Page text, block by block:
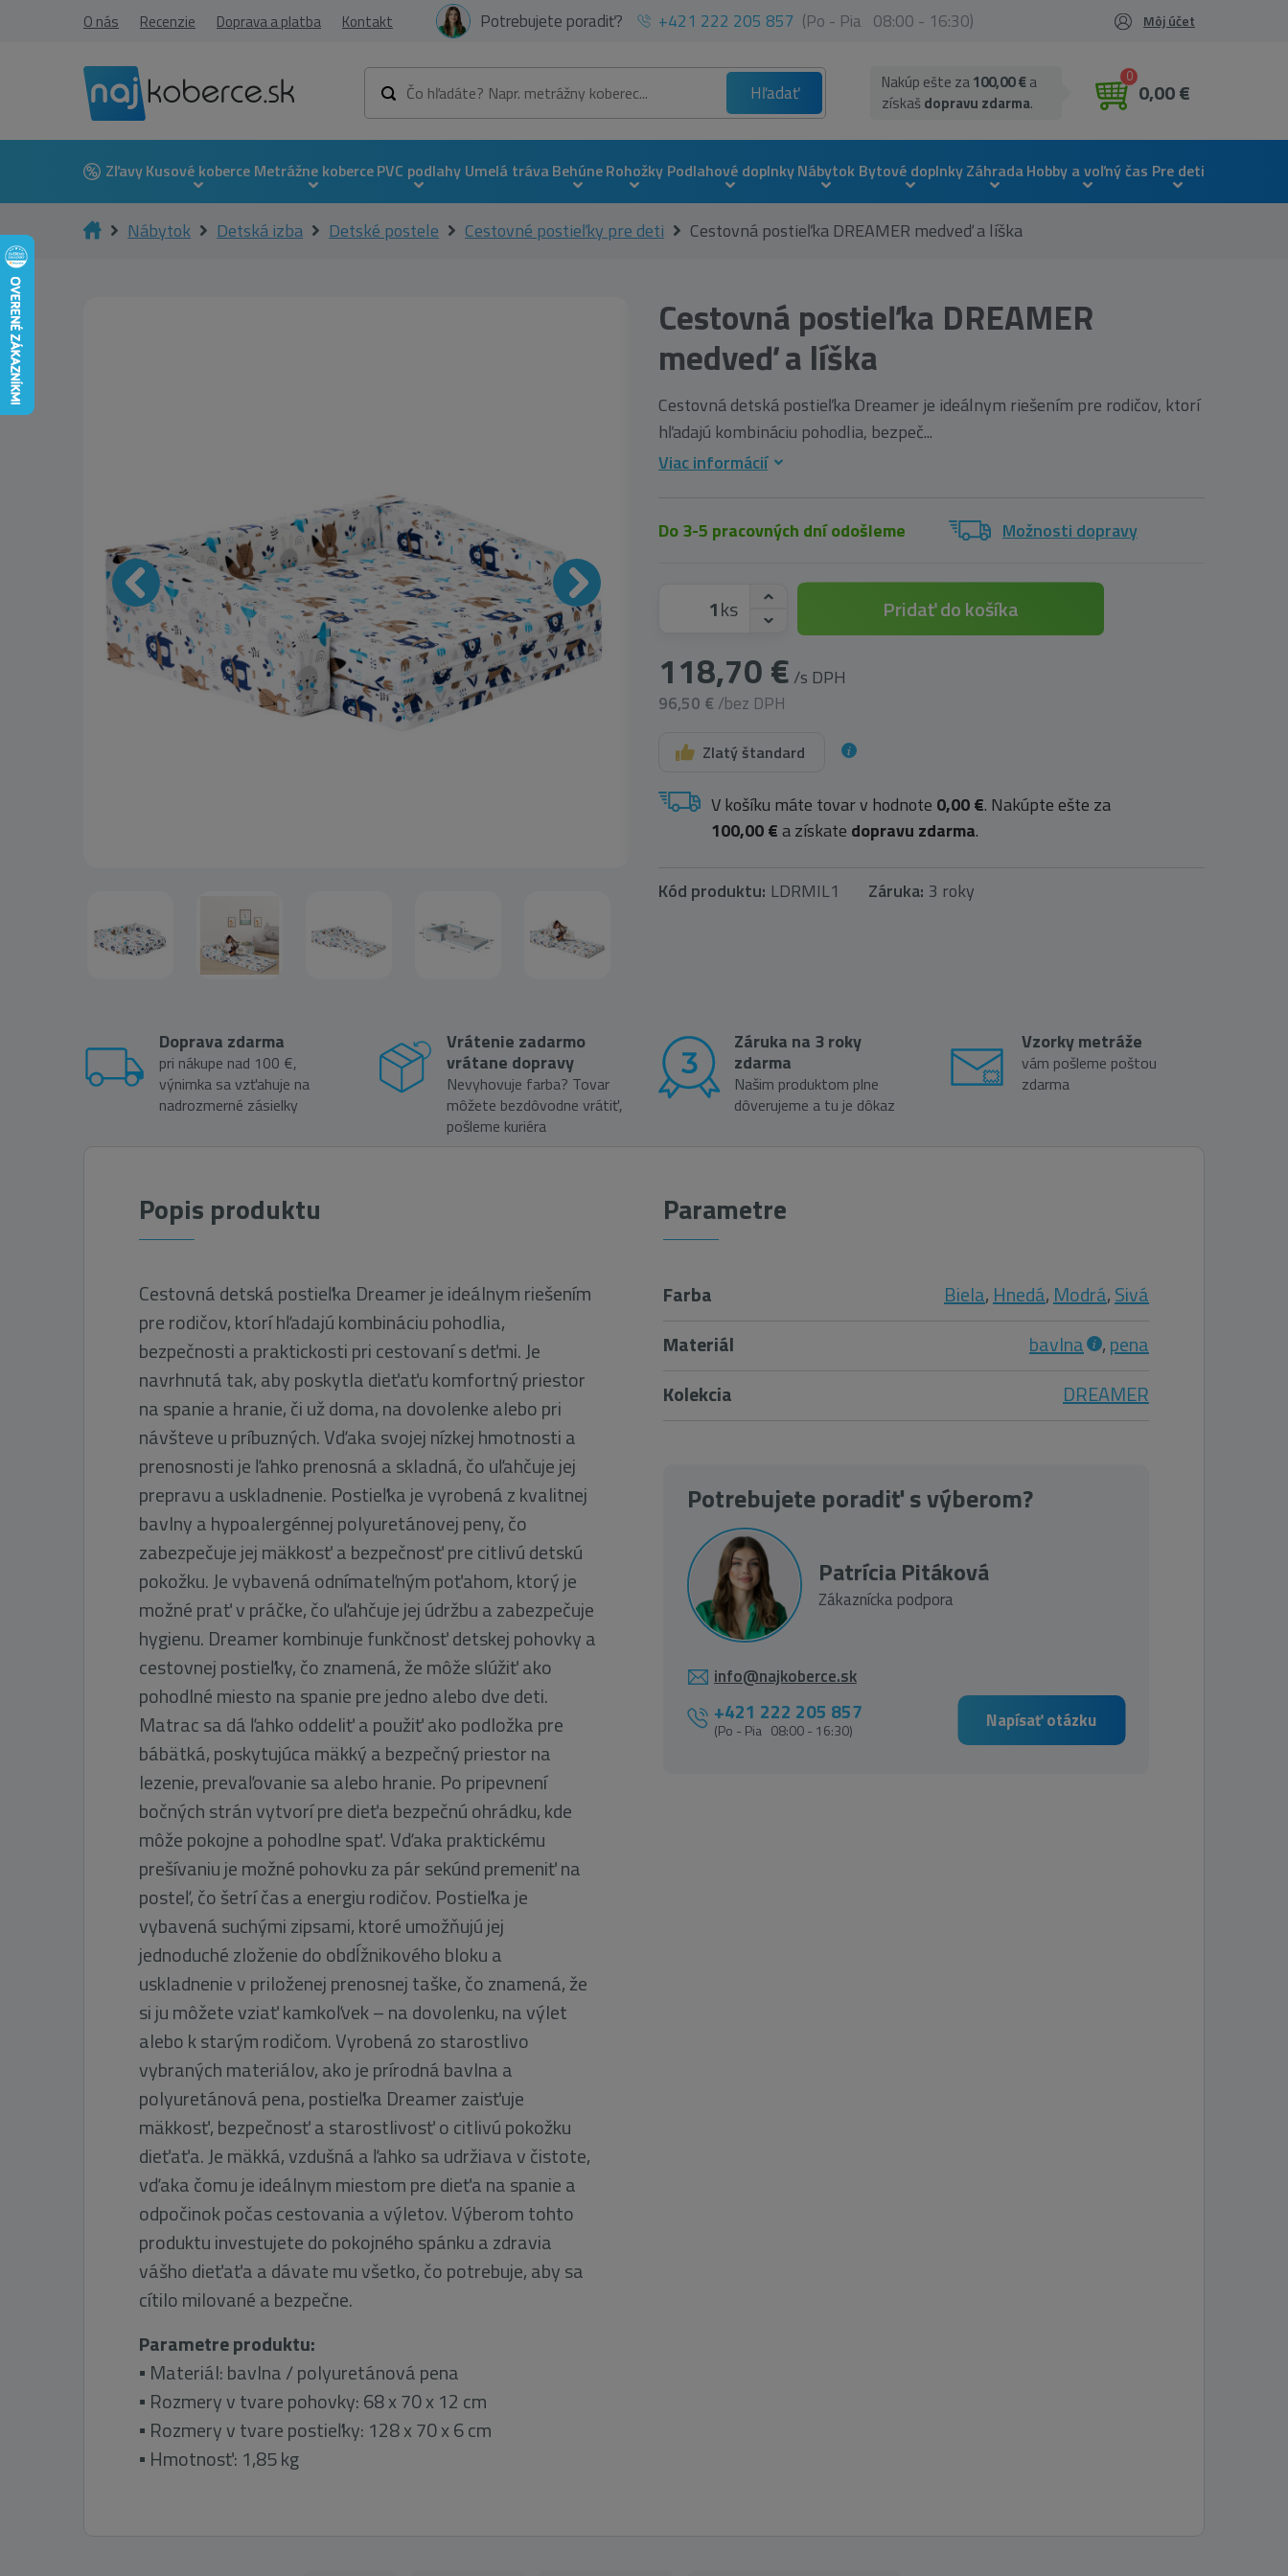
O nás Recenzie Doprava a platba Kontakt Potrebujete poradiť? +421 222 205 857 (Po - Pia 08:00 - 16:30) Môj účet
Hľadať
0
0,00 €
Nakúp ešte za100,00 €a
získaš dopravu zdarma.
ZľavyKusové koberce Metrážne kobercePVC podlahy Umelá trávaBehúneRohožky Podlahové doplnkyNábytok Bytové doplnkyZáhradaHobby a voľný čas Pre deti
Nábytok Detská izba Detské postele Cestovné postieľky pre deti Cestovná postieľka DREAMER medveď a líška
Cestovná postieľka DREAMER
medveď a líška
Cestovná detská postieľka Dreamer je ideálnym riešením pre rodičov, ktorí
hľadajú kombináciu pohodlia, bezpeč...
Viac informácií
Do 3-5 pracovných dní odošleme Možnosti dopravy
ks
118,70 € /s DPH
96,50 € /bez DPH
Pridať do košíka
Zlatý štandard
V košíku máte tovar v hodnote 0,00 €. Nakúpte ešte za
100,00 €a získate dopravu zdarma.
Kód produktu: LDRMIL1 Záruka: 3 roky
Doprava zdarma
pri nákupe nad 100 €,
výnimka sa vzťahuje na
nadrozmerné zásielky
Vrátenie zadarmo
vrátane dopravy
Nevyhovuje farba? Tovar
môžete bezdôvodne vrátiť,
pošleme kuriéra
Záruka na 3 roky
zdarma
Našim produktom plne
dôverujeme a tu je dôkaz
Vzorky metráže
vám pošleme poštou
zdarma
Popis produktu
Cestovná detská postieľka Dreamer je ideálnym riešením
pre rodičov, ktorí hľadajú kombináciu pohodlia,
bezpečnosti a praktickosti pri cestovaní s deťmi. Je
navrhnutá tak, aby poskytla dieťaťu komfortný priestor
na spanie a hranie, či už doma, na dovolenke alebo pri
návšteve u príbuzných. Vďaka svojej nízkej hmotnosti a
prenosnosti je ľahko prenosná a skladná, čo uľahčuje jej
prepravu a uskladnenie. Postieľka je vyrobená z kvalitnej
bavlny a hypoalergénnej polyuretánovej peny, čo
zabezpečuje jej mäkkosť a bezpečnosť pre citlivú detskú
pokožku. Je vybavená odnímateľným poťahom, ktorý je
možné prať v práčke, čo uľahčuje jej údržbu a zabezpečuje
hygienu. Dreamer kombinuje funkčnosť detskej pohovky a
cestovnej postieľky, čo znamená, že môže slúžiť ako
pohodlné miesto na spanie pre jedno alebo dve deti.
Matrac sa dá ľahko oddeliť a použiť ako podložka pre
bábätká, poskytujúca mäkký a bezpečný priestor na
lezenie, prevaľovanie sa alebo hranie. Po pripevnení
bočných strán vytvorí pre dieťa bezpečnú ohrádku, kde
môže pokojne a pohodlne spať. Vďaka praktickému
prešívaniu je možné pohovku za pár sekúnd premeniť na
posteľ, čo šetrí čas a energiu rodičov. Postieľka je
vybavená suchými zipsami, ktoré umožňujú jej
jednoduché zloženie do obdĺžnikového bloku a
uskladnenie v priloženej prenosnej taške, čo znamená, že
si ju môžete vziať kamkoľvek – na dovolenku, na výlet
alebo k starým rodičom. Vyrobená zo starostlivo
vybraných materiálov, ako je prírodná bavlna a
polyuretánová pena, postieľka Dreamer zaisťuje
mäkkosť, bezpečnosť a starostlivosť o citlivú pokožku
dieťaťa. Je mäkká, vzdušná a ľahko sa udržiava v čistote,
vďaka čomu je ideálnym miestom pre dieťa na spanie a
odpočinok počas cestovania a výletov. Výberom tohto
produktu investujete do pokojného spánku a zdravia
vášho dieťaťa a dávate mu všetko, čo potrebuje, aby sa
cítilo milované a bezpečne.
Parametre produktu:
▪ Materiál: bavlna / polyuretánová pena
▪ Rozmery v tvare pohovky: 68 x 70 x 12 cm
▪ Rozmery v tvare postieľky: 128 x 70 x 6 cm
▪ Hmotnosť: 1,85 kg
Parametre
Farba Biela, Hnedá, Modrá,Sivá
Materiál
bavlna ,pena
Kolekcia
DREAMER
Potrebujete poradiť s výberom?
Patrícia Pitáková
Zákaznícka podpora
info@najkoberce.sk
+421 222 205 857
(Po - Pia 08:00 - 16:30) Napísať otázku